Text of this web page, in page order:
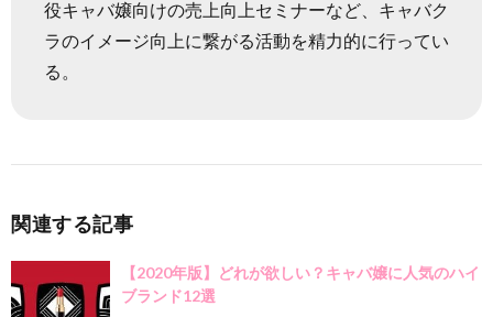
役キャバ嬢向けの売上向上セミナーなど、キャバク
ラのイメージ向上に繋がる活動を精力的に行ってい
る。
関連する記事
【2020年版】どれが欲しい？キャバ嬢に人気のハイ
ブランド12選